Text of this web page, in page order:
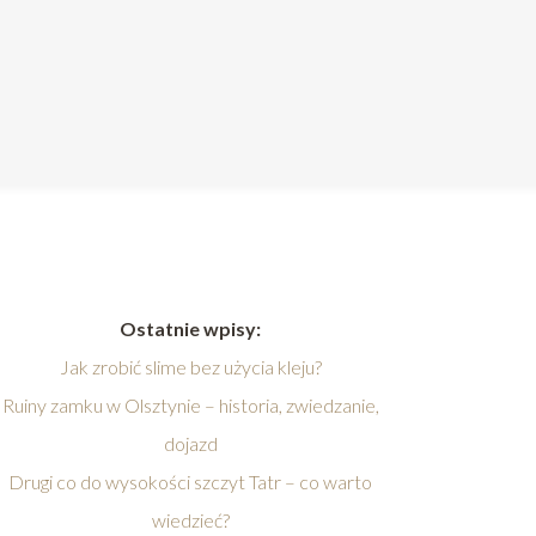
Ostatnie wpisy:
Jak zrobić slime bez użycia kleju?
Ruiny zamku w Olsztynie – historia, zwiedzanie,
dojazd
Drugi co do wysokości szczyt Tatr – co warto
wiedzieć?